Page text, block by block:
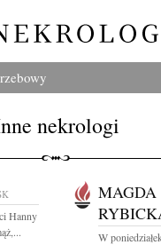
nekrologi
Hanny
MAGDA
W